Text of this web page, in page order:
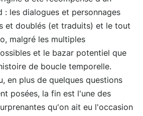
: les dialogues et personnages
et doublés (et traduits) et le tout
malgré les multiples
et le bazar potentiel que
de boucle temporelle.
en plus de quelques questions
posées, la fin est l'une des
qu'on ait eu l'occasion